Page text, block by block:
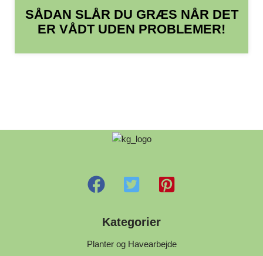
SÅDAN SLÅR DU GRÆS NÅR DET
ER VÅDT UDEN PROBLEMER!
Kategorier
Planter og Havearbejde